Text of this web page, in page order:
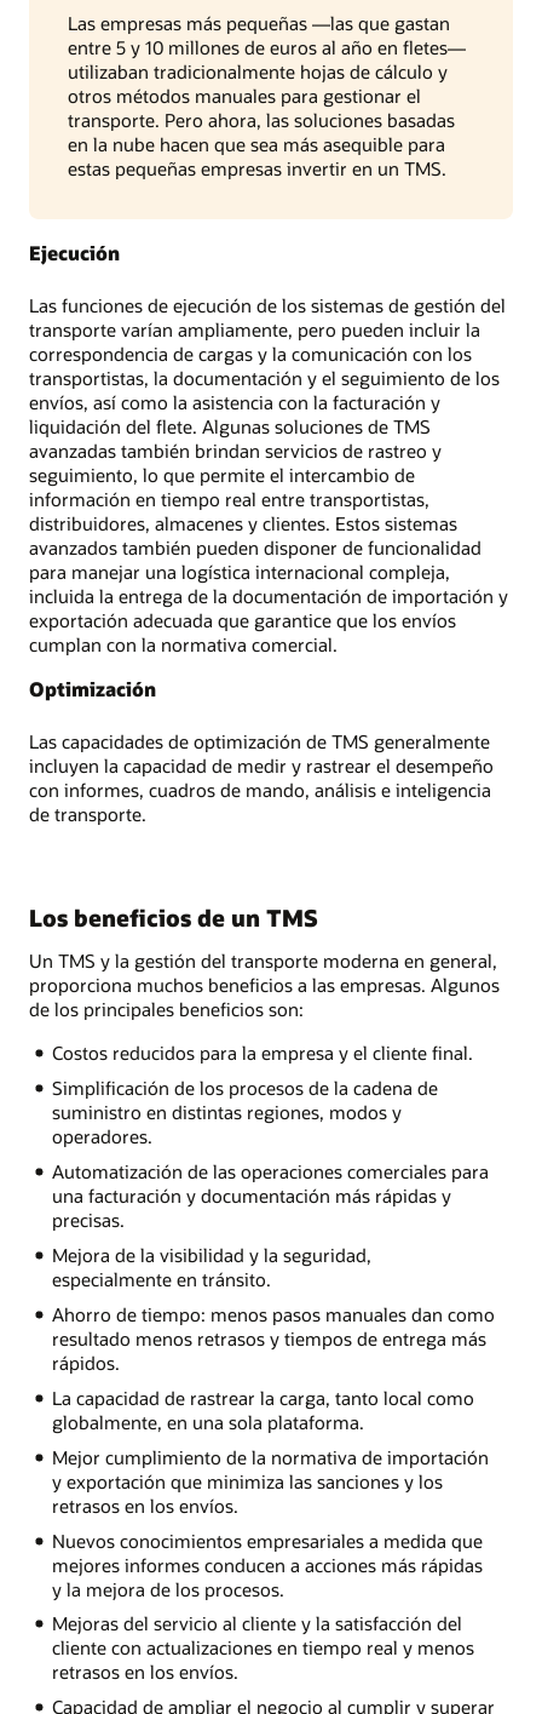
Las empresas más pequeñas —las que gastan
entre 5 y 10 millones de euros al año en fletes—
utilizaban tradicionalmente hojas de cálculo y
otros métodos manuales para gestionar el
transporte. Pero ahora, las soluciones basadas
en la nube hacen que sea más asequible para
estas pequeñas empresas invertir en un TMS.
Ejecución
Las funciones de ejecución de los sistemas de gestión del
transporte varían ampliamente, pero pueden incluir la
correspondencia de cargas y la comunicación con los
transportistas, la documentación y el seguimiento de los
envíos, así como la asistencia con la facturación y
liquidación del flete. Algunas soluciones de TMS
avanzadas también brindan servicios de rastreo y
seguimiento, lo que permite el intercambio de
información en tiempo real entre transportistas,
distribuidores, almacenes y clientes. Estos sistemas
avanzados también pueden disponer de funcionalidad
para manejar una logística internacional compleja,
incluida la entrega de la documentación de importación y
exportación adecuada que garantice que los envíos
cumplan con la normativa comercial.
Optimización
Las capacidades de optimización de TMS generalmente
incluyen la capacidad de medir y rastrear el desempeño
con informes, cuadros de mando, análisis e inteligencia
de transporte.
Los beneficios de un TMS
Un TMS y la gestión del transporte moderna en general,
proporciona muchos beneficios a las empresas. Algunos
de los principales beneficios son:
Costos reducidos para la empresa y el cliente final.
Simplificación de los procesos de la cadena de
suministro en distintas regiones, modos y
operadores.
Automatización de las operaciones comerciales para
una facturación y documentación más rápidas y
precisas.
Mejora de la visibilidad y la seguridad,
especialmente en tránsito.
Ahorro de tiempo: menos pasos manuales dan como
resultado menos retrasos y tiempos de entrega más
rápidos.
La capacidad de rastrear la carga, tanto local como
globalmente, en una sola plataforma.
Mejor cumplimiento de la normativa de importación
y exportación que minimiza las sanciones y los
retrasos en los envíos.
Nuevos conocimientos empresariales a medida que
mejores informes conducen a acciones más rápidas
y la mejora de los procesos.
Mejoras del servicio al cliente y la satisfacción del
cliente con actualizaciones en tiempo real y menos
retrasos en los envíos.
Capacidad de ampliar el negocio al cumplir y superar